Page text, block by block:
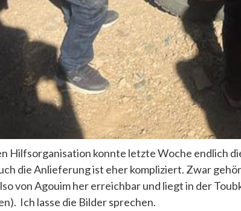
Hilfsorganisation konnte letzte Woche endlich
die Anlieferung ist eher kompliziert. Zwar
von Agouim her erreichbar und liegt in der
Ich lasse die Bilder sprechen.